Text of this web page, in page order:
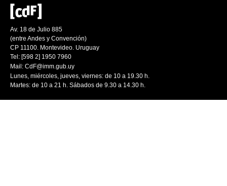
Av. 18 de Julio 885
(entre Andes y Convención)
CP 11100. Montevideo. Uruguay
Tel: [598 2] 1950 7960
Mail: CdF@imm.gub.uy
Lunes, miércoles, jueves, viernes: de 10 a 19.30 h.
Martes: de 10 a 21 h. Sábados de 9.30 a 14.30 h.